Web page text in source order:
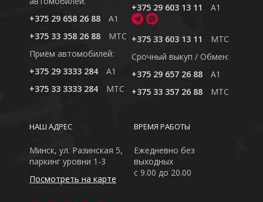
+375 29 658 26 88
A1
+375 33 358 26 88
MTC
Приём автомобилей:
+375 29 3333 284
A1
+375 33 3333 284
MTC
+375 29 603 13 11
A1
+375 33 603 13 11
MTC
Cрочный выкуп / Обмен:
+375 29 657 26 88
A1
+375 33 357 26 88
MTC
ВРЕМЯ РАБОТЫ
Ежедневно без
выходных
с 9.00 до 20.00
НАШ АДРЕС
Минск, ул. Разинская 5,
паркинг уровни 1-3
Посмотреть на карте